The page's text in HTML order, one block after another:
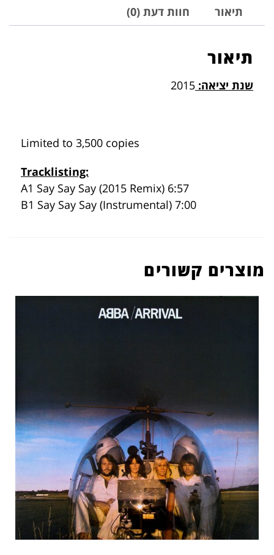
תיאור חוות דעת (0)
תיאור
שנת יציאה: 2015
Limited to 3,500 copies
Tracklisting:
A1 Say Say Say (2015 Remix) 6:57
B1 Say Say Say (Instrumental) 7:00
מוצרים קשורים